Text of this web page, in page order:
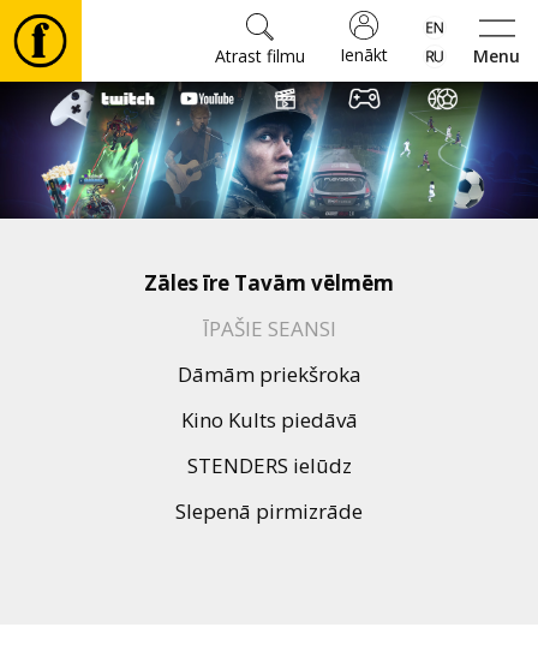
Menu
Ienākt
Atrast filmu
Filmas
🎵
Zāles īre Tavām vēlmēm
ĪPAŠIE SEANSI
Dāmām priekšroka
Kino Kults piedāvā
STENDERS ielūdz
Slepenā pirmizrāde